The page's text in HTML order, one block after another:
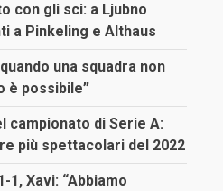
con gli sci: a Ljubno
a Pinkeling e Althaus
una squadra non
è possibile”
campionato di Serie A:
più spettacolari del 2022
1, Xavi: “Abbiamo